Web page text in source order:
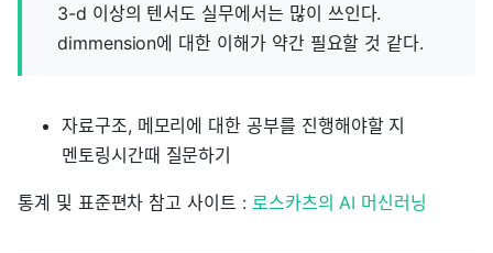
3-d 이상의 텐서도 실무에서는 많이 쓰인다.
dimmension에 대한 이해가 약간 필요할 것 같다.
자료구조, 메모리에 대한 공부를 진행해야할 지
멘토링시간때 질문하기
통계 및 표준편차 참고 사이트 : 로스카츠의 AI 머신러닝